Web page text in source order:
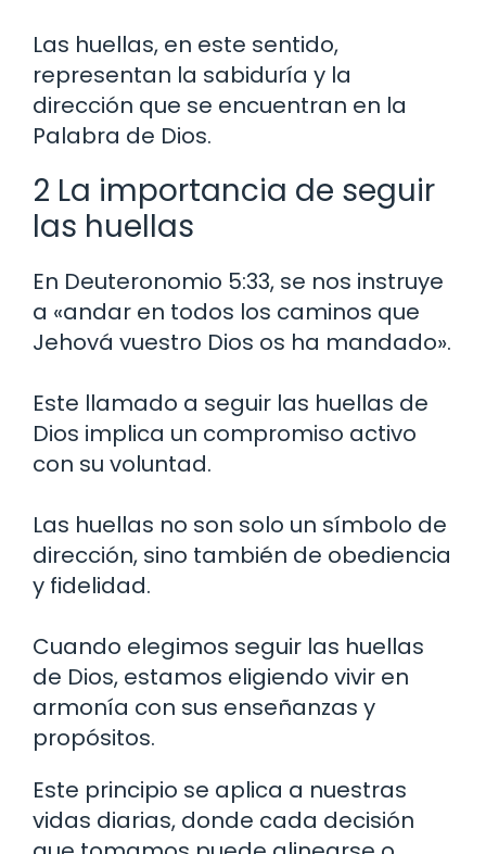
Las huellas, en este sentido,
representan la sabiduría y la
dirección que se encuentran en la
Palabra de Dios.
2 La importancia de seguir
las huellas
En Deuteronomio 5:33, se nos instruye
a «andar en todos los caminos que
Jehová vuestro Dios os ha mandado».
Este llamado a seguir las huellas de
Dios implica un compromiso activo
con su voluntad.
Las huellas no son solo un símbolo de
dirección, sino también de obediencia
y fidelidad.
Cuando elegimos seguir las huellas
de Dios, estamos eligiendo vivir en
armonía con sus enseñanzas y
propósitos.
Este principio se aplica a nuestras
vidas diarias, donde cada decisión